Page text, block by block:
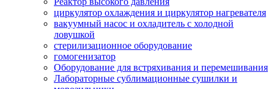
циркулятор охлаждения и циркулятор нагревателя
вакуумный насос и охладитель с холодной
ловушкой
стерилизационное оборудование
гомогенизатор
Оборудование для встряхивания и перемешивания
Лабораторные сублимационные сушилки и